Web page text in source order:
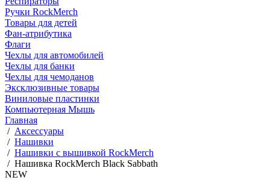
Ручки RockMerch
Товары для детей
Фан-атрибутика
Флаги
Чехлы для автомобилей
Чехлы для банки
Чехлы для чемоданов
Эксклюзивные товары
Виниловые пластинки
Компьютерная Мышь
Главная
/ Аксессуары
/ Нашивки
/ Нашивки с вышивкой RockMerch
/ Нашивка RockMerch Black Sabbath
NEW